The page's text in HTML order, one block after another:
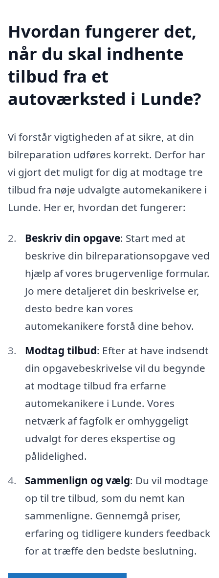
Hvordan fungerer det,
når du skal indhente
tilbud fra et
autoværksted i Lunde?
Vi forstår vigtigheden af at sikre, at din
bilreparation udføres korrekt. Derfor har
vi gjort det muligt for dig at modtage tre
tilbud fra nøje udvalgte automekanikere i
Lunde. Her er, hvordan det fungerer:
Beskriv din opgave: Start med at
beskrive din bilreparationsopgave ved
hjælp af vores brugervenlige formular.
Jo mere detaljeret din beskrivelse er,
desto bedre kan vores
automekanikere forstå dine behov.
Modtag tilbud: Efter at have indsendt
din opgavebeskrivelse vil du begynde
at modtage tilbud fra erfarne
automekanikere i Lunde. Vores
netværk af fagfolk er omhyggeligt
udvalgt for deres ekspertise og
pålidelighed.
Sammenlign og vælg: Du vil modtage
op til tre tilbud, som du nemt kan
sammenligne. Gennemgå priser,
erfaring og tidligere kunders feedback
for at træffe den bedste beslutning.